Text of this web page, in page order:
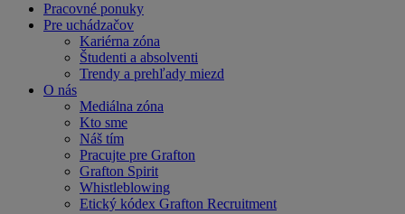
Pracovné ponuky
Pre uchádzačov
Kariérna zóna
Študenti a absolventi
Trendy a prehľady miezd
O nás
Mediálna zóna
Kto sme
Náš tím
Pracujte pre Grafton
Grafton Spirit
Whistleblowing
Etický kódex Grafton Recruitment